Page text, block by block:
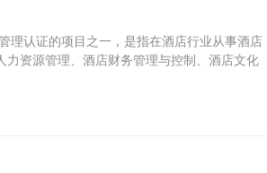
理认证的项目之一，是指在酒店行业从事酒店
资源管理、酒店财务管理与控制、酒店文化
力的酒店行业管理人员。